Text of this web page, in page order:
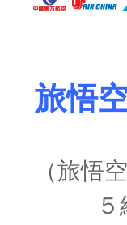
旅悟
（旅悟